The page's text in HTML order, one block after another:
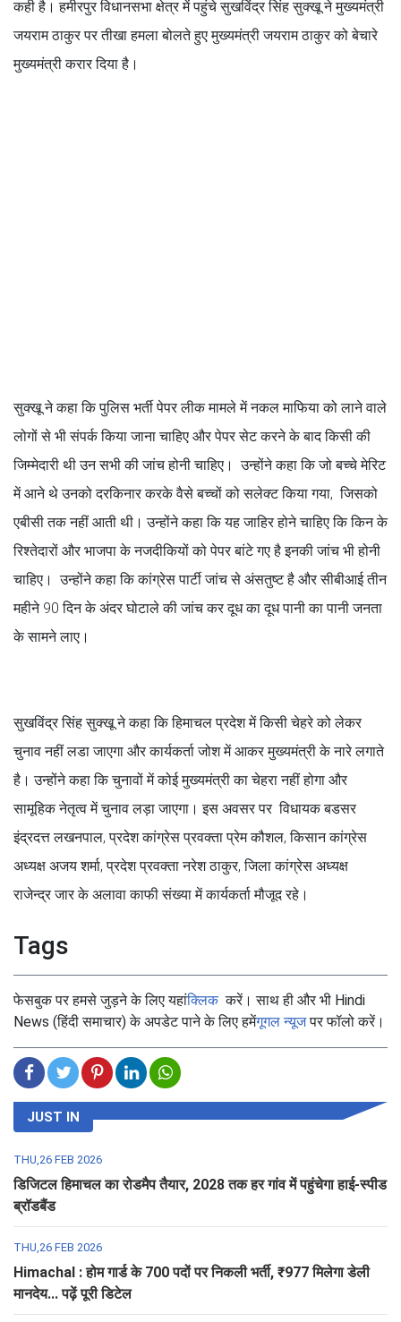
कही है। हमीरपुर विधानसभा क्षेत्र में पहुंचे सुखविंद्र सिंह सुक्खू ने मुख्यमंत्री
जयराम ठाकुर पर तीखा हमला बोलते हुए मुख्यमंत्री जयराम ठाकुर को बेचारे
मुख्यमंत्री करार दिया है।
सुक्खू ने कहा कि पुलिस भर्ती पेपर लीक मामले में नकल माफिया को लाने वाले
लोगों से भी संपर्क किया जाना चाहिए और पेपर सेट करने के बाद किसी की
जिम्मेदारी थी उन सभी की जांच होनी चाहिए। उन्होंने कहा कि जो बच्चे मेरिट
में आने थे उनको दरकिनार करके वैसे बच्चों को सलेक्ट किया गया, जिसको
एबीसी तक नहीं आती थी। उन्होंने कहा कि यह जाहिर होने चाहिए कि किन के
रिश्तेदारों और भाजपा के नजदीकियों को पेपर बांटे गए है इनकी जांच भी होनी
चाहिए। उन्होंने कहा कि कांग्रेस पार्टी जांच से अंसतुष्ट है और सीबीआई तीन
महीने 90 दिन के अंदर घोटाले की जांच कर दूध का दूध पानी का पानी जनता
के सामने लाए।
सुखविंद्र सिंह सुक्खू ने कहा कि हिमाचल प्रदेश में किसी चेहरे को लेकर
चुनाव नहीं लडा जाएगा और कार्यकर्ता जोश में आकर मुख्यमंत्री के नारे लगाते
है। उन्होंने कहा कि चुनावों में कोई मुख्यमंत्री का चेहरा नहीं होगा और
सामूहिक नेतृत्व में चुनाव लड़ा जाएगा। इस अवसर पर विधायक बडसर
इंद्रदत्त लखनपाल, प्रदेश कांग्रेस प्रवक्ता प्रेम कौशल, किसान कांग्रेस
अध्यक्ष अजय शर्मा, प्रदेश प्रवक्ता नरेश ठाकुर, जिला कांग्रेस अध्यक्ष
राजेन्द्र जार के अलावा काफी संख्या में कार्यकर्ता मौजूद रहे।
Tags
फेसबुक पर हमसे जुड़ने के लिए यहांक्लिककरें। साथ ही और भी Hindi
News (हिंदी समाचार) के अपडेट पाने के लिए हमेंगूगल न्यूजपर फॉलो करें।
JUST IN
THU,26 FEB 2026
डिजिटल हिमाचल का रोडमैप तैयार, 2028 तक हर गांव में पहुंचेगा हाई-स्पीड
ब्रॉडबैंड
THU,26 FEB 2026
Himachal : होम गार्ड के 700 पदों पर निकली भर्ती, ₹977 मिलेगा डेली
मानदेय... पढ़ें पूरी डिटेल